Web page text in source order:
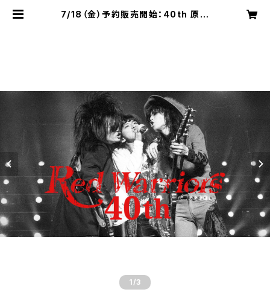
7/18（金）予約販売開始：40th 原点
1 /3